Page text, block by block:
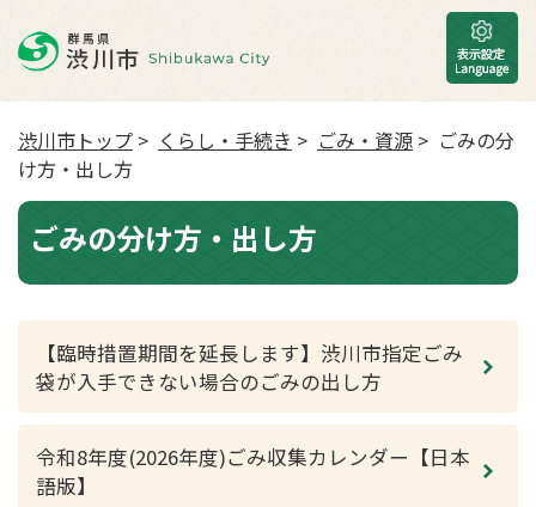
渋川市トップ > くらし・手続き > ごみ・資源 > ごみの分
け方・出し方
ごみの分け方・出し方
【臨時措置期間を延長します】渋川市指定ごみ
袋が入手できない場合のごみの出し方
令和8年度(2026年度)ごみ収集カレンダー【日本
語版】